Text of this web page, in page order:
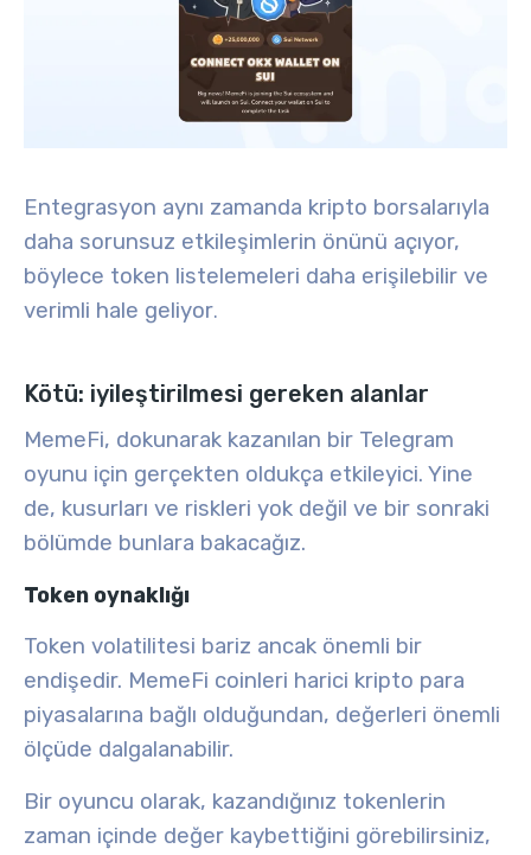
Entegrasyon aynı zamanda kripto borsalarıyla
daha sorunsuz etkileşimlerin önünü açıyor,
böylece token listelemeleri daha erişilebilir ve
verimli hale geliyor.
Kötü: iyileştirilmesi gereken alanlar
MemeFi, dokunarak kazanılan bir Telegram
oyunu için gerçekten oldukça etkileyici. Yine
de, kusurları ve riskleri yok değil ve bir sonraki
bölümde bunlara bakacağız.
Token oynaklığı
Token volatilitesi bariz ancak önemli bir
endişedir. MemeFi coinleri harici kripto para
piyasalarına bağlı olduğundan, değerleri önemli
ölçüde dalgalanabilir.
Bir oyuncu olarak, kazandığınız tokenlerin
zaman içinde değer kaybettiğini görebilirsiniz,